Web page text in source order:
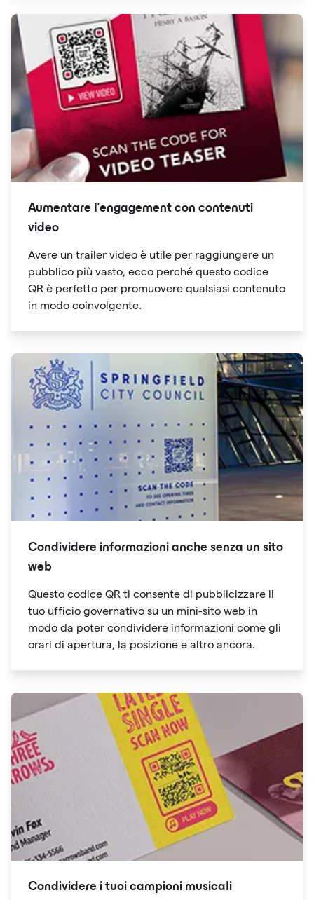
Aumentare l'engagement con contenuti
video
Avere un trailer video è utile per raggiungere un
pubblico più vasto, ecco perché questo codice
QR è perfetto per promuovere qualsiasi contenuto
in modo coinvolgente.
Condividere informazioni anche senza un sito
web
Questo codice QR ti consente di pubblicizzare il
tuo ufficio governativo su un mini-sito web in
modo da poter condividere informazioni come gli
orari di apertura, la posizione e altro ancora.
Condividere i tuoi campioni musicali